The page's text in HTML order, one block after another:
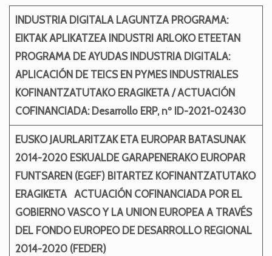
INDUSTRIA DIGITALA LAGU­­NTZA PROGRAMA:
EIKTAK APLIKATZEA INDUSTRI ARLOKO ETEETAN
PROGRAMA DE AYUDAS INDUSTRIA DIGITALA:
APLICACIÓN DE TEICS EN PYMES INDUSTRIALES
KOFINANTZATUTAKO ERAGIKETA / ACTUACIÓN
COFINANCIADA: Desarrollo ERP, nº ID-2021-02430
EUSKO JAURLARITZAK ETA EUROPAR BATASUNAK
2014-2020 ESKUALDE GARAPENERAKO EUROPAR
FUNTSAREN (EGEF) BITARTEZ KOFINANTZATUTAKO
ERAGIKETA
ACTUACIÓN COFINANCIADA POR EL
GOBIERNO VASCO Y LA UNION EUROPEA A TRAVÉS
DEL FONDO EUROPEO DE DESARROLLO REGIONAL
2014-2020 (FEDER)